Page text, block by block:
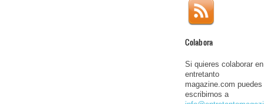
Colabora
Si quieres colaborar en
entretanto
magazine.com puedes
escribirnos a